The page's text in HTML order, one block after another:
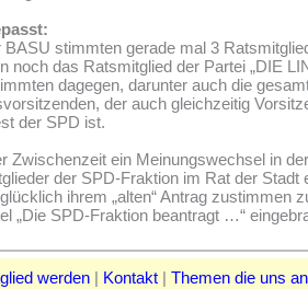
BASU stimmten gerade mal 3
noch das Ratsmitglied der Partei „DIE
dagegen, darunter auch die
der auch gleichzeitig
der SPD ist.
Zwischenzeit ein Meinungswechsel in
der SPD-Fraktion im Rat der Stadt
ihrem „alten“ Antrag zustimmen
„Die SPD-Fraktion beantragt …“
werden | Kontakt | Themen die uns